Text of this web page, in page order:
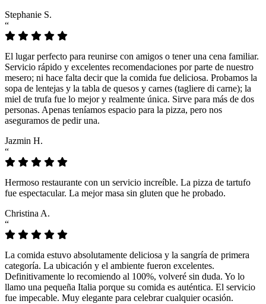
Stephanie S.
“
El lugar perfecto para reunirse con amigos o tener una cena familiar.
Servicio rápido y excelentes recomendaciones por parte de nuestro
mesero; ni hace falta decir que la comida fue deliciosa. Probamos la
sopa de lentejas y la tabla de quesos y carnes (tagliere di carne); la
miel de trufa fue lo mejor y realmente única. Sirve para más de dos
personas. Apenas teníamos espacio para la pizza, pero nos
aseguramos de pedir una.
Jazmin H.
“
Hermoso restaurante con un servicio increíble. La pizza de tartufo
fue espectacular. La mejor masa sin gluten que he probado.
Christina A.
“
La comida estuvo absolutamente deliciosa y la sangría de primera
categoría. La ubicación y el ambiente fueron excelentes.
Definitivamente lo recomiendo al 100%, volveré sin duda. Yo lo
llamo una pequeña Italia porque su comida es auténtica. El servicio
fue impecable. Muy elegante para celebrar cualquier ocasión.